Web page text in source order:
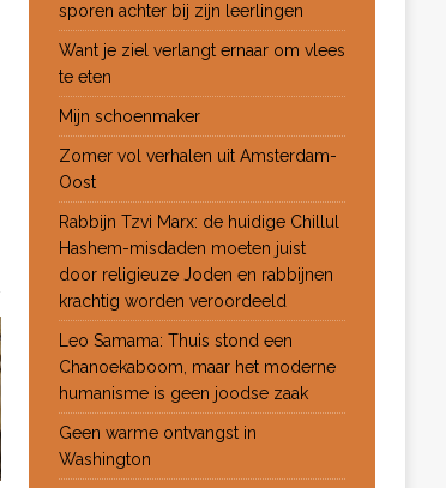
sporen achter bij zijn leerlingen
Want je ziel verlangt ernaar om vlees
te eten
Mijn schoenmaker
Zomer vol verhalen uit Amsterdam-
Oost
Rabbijn Tzvi Marx: de huidige Chillul
Hashem-misdaden moeten juist
door religieuze Joden en rabbijnen
krachtig worden veroordeeld
Leo Samama: Thuis stond een
Chanoekaboom, maar het moderne
humanisme is geen joodse zaak
Geen warme ontvangst in
Washington